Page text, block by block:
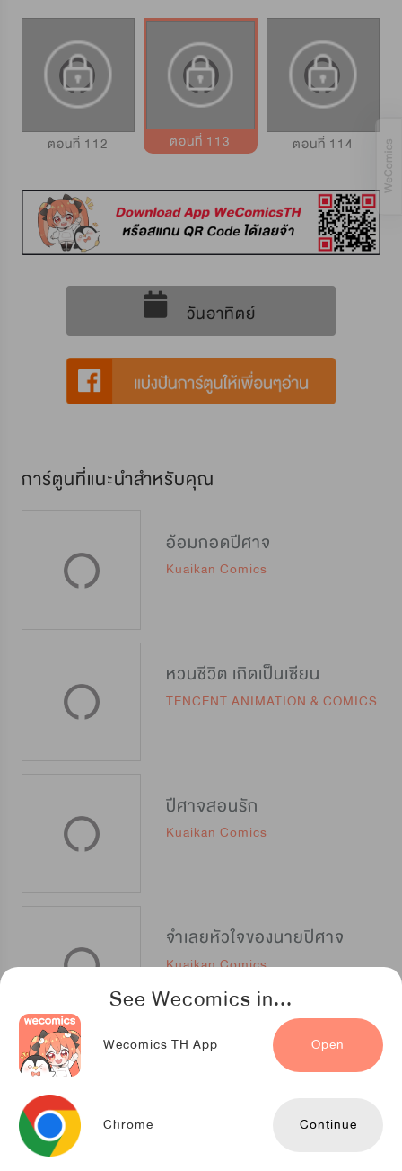
See Wecomics in...
Wecomics TH App Open
Chrome Continue
ตอนที่ 112 ตอนที่ 113 ตอนที่ 114
วันอาทิตย์
การ์ตูนที่แนะนำสำหรับคุณ
อ้อมกอดปีศาจ
Kuaikan Comics
หวนชีวิต เกิดเป็นเซียน
TENCENT ANIMATION & COMICS
ปีศาจสอนรัก
Kuaikan Comics
จำเลยหัวใจของนายปิศาจ
Kuaikan Comics
หนึ่งปรารถนาสามชาติภพ